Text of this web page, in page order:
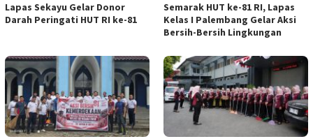
Lapas Sekayu Gelar Donor
Darah Peringati HUT RI ke-81
Semarak HUT ke-81 RI, Lapas
Kelas I Palembang Gelar Aksi
Bersih-Bersih Lingkungan